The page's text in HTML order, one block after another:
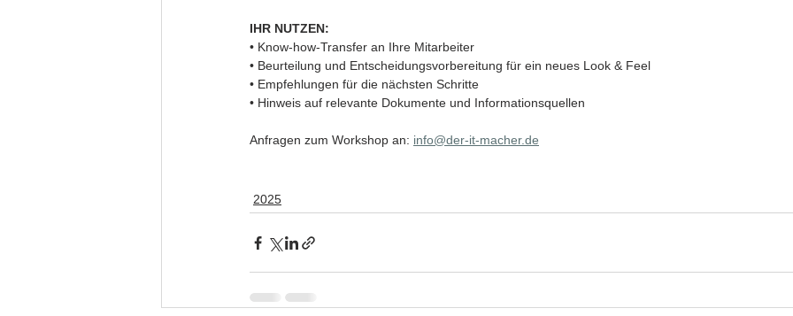
IHR NUTZEN:
• Know-how-Transfer an Ihre Mitarbeiter
• Beurteilung und Entscheidungsvorbereitung für ein neues Look & Feel
• Empfehlungen für die nächsten Schritte
• Hinweis auf relevante Dokumente und Informationsquellen
Anfragen zum Workshop an: info@der-it-macher.de
2025